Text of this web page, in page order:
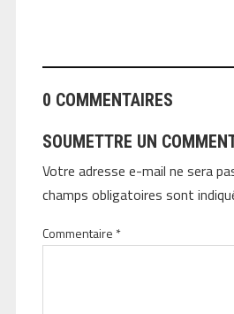
0 COMMENTAIRES
SOUMETTRE UN
Votre adresse e-mail ne sera
champs obligatoires sont
Commentaire *